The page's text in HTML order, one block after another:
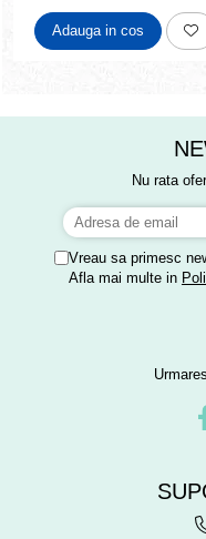
Adauga in cos
Nu rata
Vreau sa primesc
Afla mai multe in